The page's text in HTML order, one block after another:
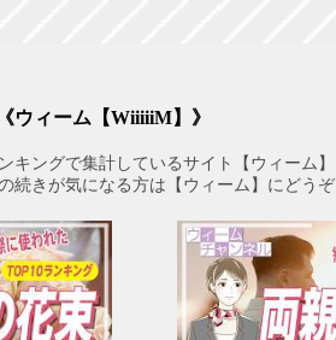
ウィーム【WiiiiiM】》
キングで集計しているサイト【ウィーム
続きが気になる方は【ウィーム】にどうぞ